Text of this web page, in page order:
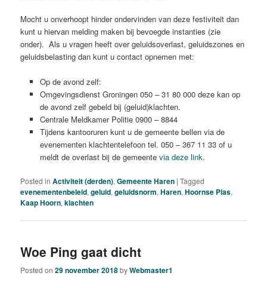
Mocht u onverhoopt hinder ondervinden van deze festiviteit dan
kunt u hiervan melding maken bij bevoegde instanties (zie
onder). Als u vragen heeft over geluidsoverlast, geluidszones en
geluidsbelasting dan kunt u contact opnemen met:
Op de avond zelf:
Omgevingsdienst Groningen 050 – 31 80 000 deze kan op
de avond zelf gebeld bij (geluid)klachten.
Centrale Meldkamer Politie 0900 – 8844
Tijdens kantooruren kunt u de gemeente bellen via de
evenementen klachtentelefoon tel. 050 – 367 11 33 of u
meldt de overlast bij de gemeente via deze link.
Posted in Activiteit (derden),Gemeente Haren |Tagged
evenementenbeleid,geluid,geluidsnorm,Haren,Hoornse Plas,
Kaap Hoorn,klachten
Woe Ping gaat dicht
Posted on29 november 2018byWebmaster1